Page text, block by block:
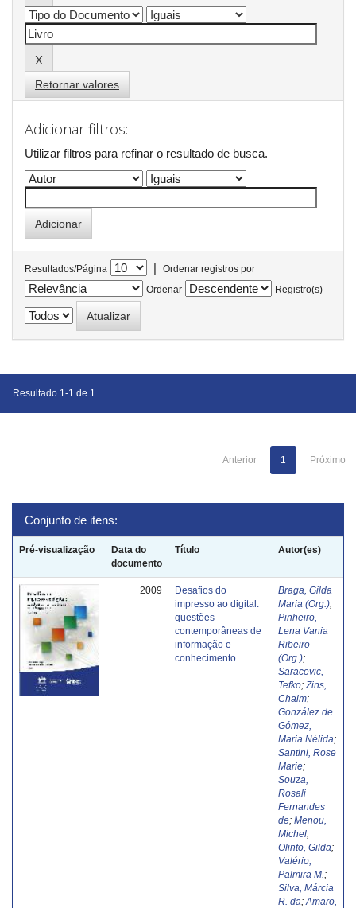
Retornar valores
Adicionar filtros:
Utilizar filtros para refinar o resultado de busca.
Resultados/Página |
Ordenar registros por
Ordenar
Registro(s)
Resultado 1-1 de 1.
Anterior 1 Próximo
Conjunto de itens:
Pré-visualização
Data do
documento
Título Autor(es)
2009
Desafios do
impresso ao digital:
questões
contemporâneas de
informação e
conhecimento
Braga, Gilda
Maria (Org.);
Pinheiro,
Lena Vania
Ribeiro
(Org.);
Saracevic,
Tefko; Zins,
Chaim;
González de
Gómez,
Maria Nélida;
Santini, Rose
Marie;
Souza,
Rosali
Fernandes
de; Menou,
Michel;
Olinto, Gilda;
Valério,
Palmira M. ;
Silva, Márcia
R. da; Amaro,